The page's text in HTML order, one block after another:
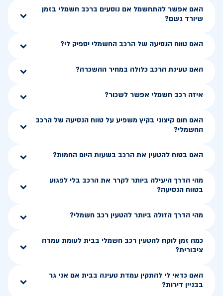
האם אפשר להתחשמל אם נוסעים ברכב חשמלי בזמן
שיורד גשם?
האם טווח הנסיעה של הרכב החשמלי יספיק לי?
האם טעינת הרכב כלולה במחיר ההשכרה?
איזה רכב חשמלי אפשר לשכור?
האם חום קיצוני בקיץ משפיע על טווח הנסיעה של הרכב
החשמלי?
האם בטוח להטעין את הרכב בשעות היום החמות?
מהי הדרך היעילה ביותר לקרר את הרכב בלי לפגוע
בטווח הנסיעה?
מהי הדרך הזולה ביותר להטעין רכב חשמלי?
כמה זמן לוקח להטעין רכב חשמלי בבית לעומת עמדה
ציבורית?
האם כדאי לי להתקין עמדת טעינה בבית אם אני גר
בבניין דירות?